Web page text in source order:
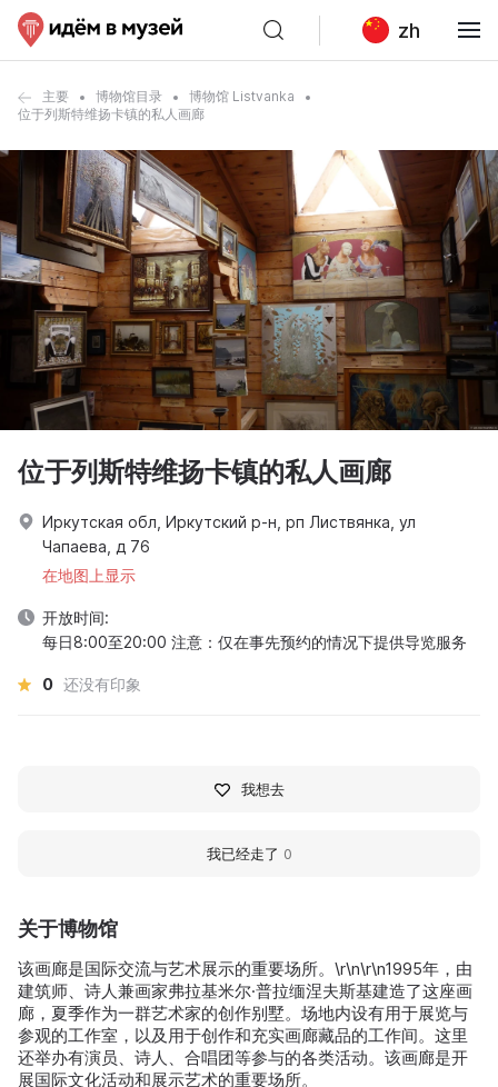
zh
主要 博物馆目录
博物馆 Listvanka
位于列斯特维扬卡镇的私人画廊
关于博物馆
该画廊是国际交流与艺术展示的重要场所。\r\n\r\n1995年，由
建筑师、诗人兼画家弗拉基米尔·普拉缅涅夫斯基建造了这座画
廊，夏季作为一群艺术家的创作别墅。场地内设有用于展览与
参观的工作室，以及用于创作和充实画廊藏品的工作间。这里
还举办有演员、诗人、合唱团等参与的各类活动。该画廊是开
展国际文化活动和展示艺术的重要场所。
位于列斯特维扬卡镇的私人画廊
Иркутская обл, Иркутский р-н, рп Листвянка, ул
Чапаева, д 76
在地图上显示
开放时间:
每日8:00至20:00 注意：仅在事先预约的情况下提供导览服务
0 还没有印象
我想去
我已经走了 0